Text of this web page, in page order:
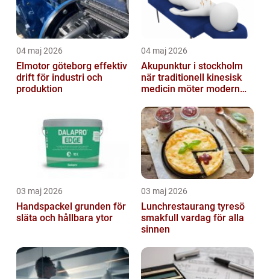
04 maj 2026
Elmotor göteborg effektiv
drift för industri och
produktion
04 maj 2026
Akupunktur i stockholm
när traditionell kinesisk
medicin möter modern
03 maj 2026
Handspackel grunden för
släta och hållbara ytor
03 maj 2026
Lunchrestaurang tyresö
smakfull vardag för alla
sinnen